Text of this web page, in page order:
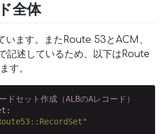
全体
います。またRoute 53とACM、
記述しているため、以下はRoute
す。
セット作成（ALBのAレコード）